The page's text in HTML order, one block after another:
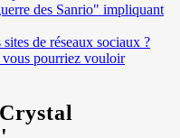
des Sanrio" impliquant
de réseaux sociaux ?
vous pourriez vouloir